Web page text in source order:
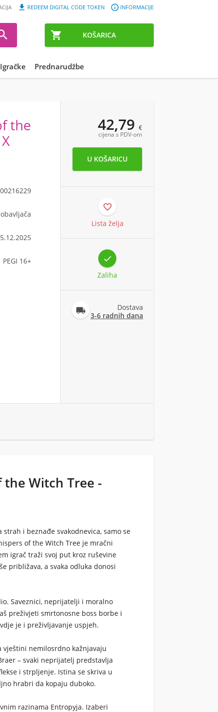
 KOŠARICA
 INFORMACIJE
 REDEEM DIGITAL CODE TOKEN
Prednarudžbe
the
PEGI 16+
42,79 €
cijena s PDV-om

Lista želja

Zaliha

Dostava
3-6 radnih dana
Witch Tree -
i beznađe svakodnevica, samo se
of the Witch Tree je mračni
igrač traži svoj put kroz ruševine
približava, a svaka odluka donosi
Saveznici, neprijatelji i moralno
preživjeti smrtonosne boss borbe i
je i preživljavanje uspjeh.
vještini nemilosrdno kažnjavaju
– svaki neprijatelj predstavlja
i strpljenje. Istina se skriva u
hrabri da kopaju duboko.
razinama Entropyja. Izaberi